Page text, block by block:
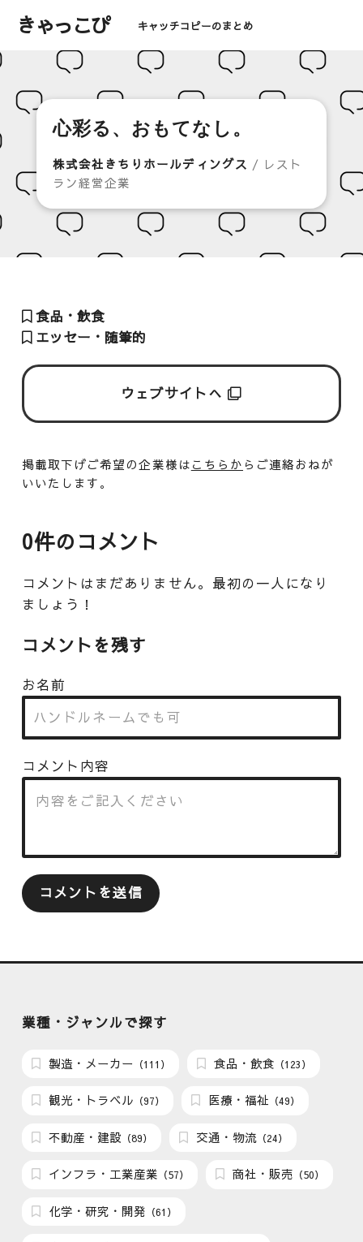
きゃっこぴ キャッチコピーのまとめ
心彩る、おもてなし。
株式会社きちりホールディングス / レスト
ラン経営企業
食品・飲食
エッセー・随筆的
ウェブサイトへ
掲載取下げご希望の企業様は こちらか らご連絡おねが
いいたします。
0件のコメント
コメントはまだありません。最初の一人になり
ましょう！
コメントを残す
お名前
コメント内容
業種・ジャンルで探す
製造・メーカー （111） 食品・飲食 （123）
観光・トラベル （97） 医療・福祉 （49）
不動産・建設 （89） 交通・物流 （24）
インフラ・工業産業 （57） 商社・販売 （50）
化学・研究・開発 （61）